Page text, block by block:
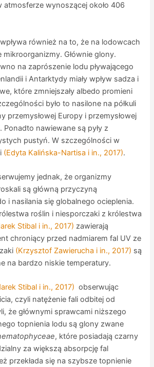
atmosferze wynoszącej około 406
również na to, że na lodowcach
mikroorganizmy. Głównie glony.
na zaprószenie lodu pływającego
i Antarktydy miały wpływ sadza i
które zmniejszały albedo promieni
było to nasilone na półkuli
przemysłowej Europy i przemysłowej
Ponadto nawiewane są pyły z
pustyń. W szczególności w
(Edyta Kalińska-Nartisa i in., 2017).
jednak, że organizmy
są główną przyczyną
i nasilania się globalnego ocieplenia.
roślin i niesporczaki z królestwa
Stibal i in., 2017) zawierają
chroniący przed nadmiarem fal UV ze
(Krzysztof Zawierucha i in., 2017) są
na bardzo niskie temperatury.
Stibal i in., 2017) obserwując
czyli natężenie fali odbitej od
że głównymi sprawcami niższego
topnienia lodu są glony zwane
, które posiadają czarny
za większą absorpcję fal
przekłada się na szybsze topnienie